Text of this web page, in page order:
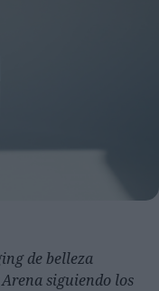
de belleza
siguiendo los